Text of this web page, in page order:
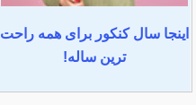
اینجا سال کنکور برای همه راحت
ترین ساله!